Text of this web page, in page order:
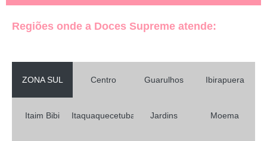
Regiões onde a Doces Supreme atende:
ZONA SUL Centro Guarulhos Ibirapuera
Itaim Bibi Itaquaquecetuba Jardins Moema